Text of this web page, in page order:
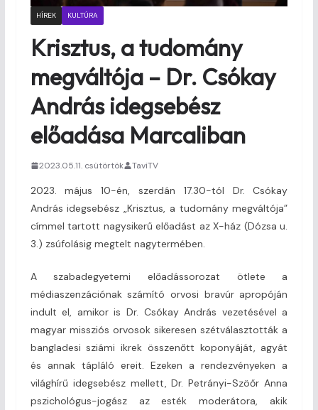
HÍREK KULTÚRA
Krisztus, a tudomány
megváltója – Dr. Csókay
András idegsebész
előadása Marcaliban
2023.05.11. csütörtök TaviTV
2023. május 10-én, szerdán 17.30-tól Dr. Csókay
András idegsebész „Krisztus, a tudomány megváltója”
címmel tartott nagysikerű előadást az X-ház (Dózsa u.
3.) zsúfolásig megtelt nagytermében.
A szabadegyetemi előadássorozat ötlete a
médiaszenzációnak számító orvosi bravúr apropóján
indult el, amikor is Dr. Csókay András vezetésével a
magyar missziós orvosok sikeresen szétválasztották a
bangladesi sziámi ikrek összenőtt koponyáját, agyát
és annak tápláló ereit. Ezeken a rendezvényeken a
világhírű idegsebész mellett, Dr. Petrányi-Szöőr Anna
pszichológus-jogász az esték moderátora, akik